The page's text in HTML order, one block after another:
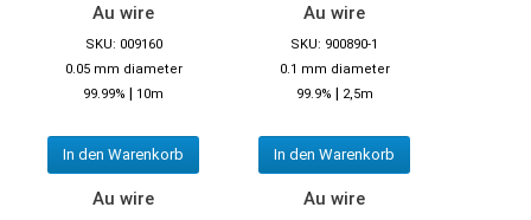
Au wire
SKU: 009160
0.05 mm diameter
99.99% | 10m
In den Warenkorb
Au wire
SKU: 900890-1
0.1 mm diameter
99.9% | 2,5m
In den Warenkorb
Au wire Au wire